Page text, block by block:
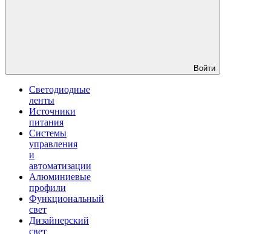
Войти
Светодиодные
ленты
Источники
питания
Системы
управления
и
автоматизации
Алюминиевые
профили
Функциональный
свет
Дизайнерский
свет